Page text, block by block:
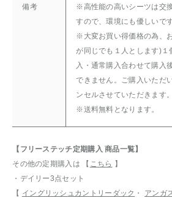
備考
※高性能の高いシーツは交
すので、環境にも優しいです
※大変お買い得価格の為、
が同じでも１人とします)１
入・通常購入合わせて購入
できません。ご購入いただ
ンセルさせていただきます。
※送料無料となります。
【フリーステッチ定期購入 商品一覧】
その他の定期購入は 【 こちら 】
・デイリー3点セット
【 イングリッシュカントリーダック ・ アンガ